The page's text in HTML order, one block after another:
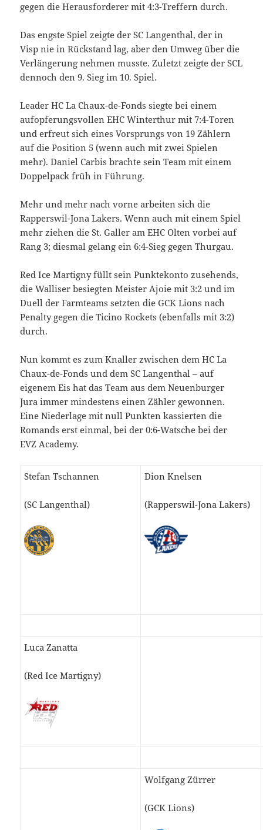
gegen die Herausforderer mit 4:3-Treffern durch.
Das engste Spiel zeigte der SC Langenthal, der in
Visp nie in Rückstand lag, aber den Umweg über die
Verlängerung nehmen musste. Zuletzt zeigte der SCL
dennoch den 9. Sieg im 10. Spiel.
Leader HC La Chaux-de-Fonds siegte bei einem
aufopferungsvollen EHC Winterthur mit 7:4-Toren
und erfreut sich eines Vorsprungs von 19 Zählern
auf die Position 5 (wenn auch mit zwei Spielen
mehr). Daniel Carbis brachte sein Team mit einem
Doppelpack früh in Führung.
Mehr und mehr nach vorne arbeiten sich die
Rapperswil-Jona Lakers. Wenn auch mit einem Spiel
mehr ziehen die St. Galler am EHC Olten vorbei auf
Rang 3; diesmal gelang ein 6:4-Sieg gegen Thurgau.
Red Ice Martigny füllt sein Punktekonto zusehends,
die Walliser besiegten Meister Ajoie mit 3:2 und im
Duell der Farmteams setzten die GCK Lions nach
Penalty gegen die Ticino Rockets (ebenfalls mit 3:2)
durch.
Nun kommt es zum Knaller zwischen dem HC La
Chaux-de-Fonds und dem SC Langenthal – auf
eigenem Eis hat das Team aus dem Neuenburger
Jura immer mindestens einen Zähler gewonnen.
Eine Niederlage mit null Punkten kassierten die
Romands erst einmal, bei der 0:6-Watsche bei der
EVZ Academy.
Stefan Tschannen
(SC Langenthal)
Dion Knelsen
(Rapperswil-Jona Lakers)
Luca Zanatta
(Red Ice Martigny)
Wolfgang Zürrer
(GCK Lions)